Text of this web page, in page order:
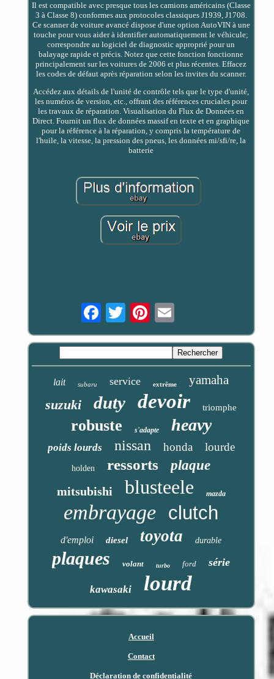
Il est compatible avec presque tous les camions américains (Classe
3 à Classe 8) conformes aux protocoles classiques J1939, J1708.
Ce scanner de voiture avancé dispose d'une option AutoVIN à une
touche pour vous aider à identifier automatiquement le véhicule;
correspondre au logiciel de diagnostic approprié pour un
balayage rapide et précis. Notez que cette fonction fonctionne
principalement sur les voitures de 2006 et plus récentes. Effacez
les codes de défaut après réparation selon les invites du scanner.
Accédez aux détails de l'unité de contrôle tels que le type d'unité,
les numéros de version, etc., offrant des références cruciales pour
les travaux de réparation. Visualisation du Flux de Données en
Direct. Fournit un flux de données massif en texte et en graphique
pour la référence à la réparation, y compris la température de
l'huile, la vitesse, la pression des pneus, les données mi/sfi/re, la
batterie
Email
lait subaru service extrême yamaha
suzuki duty devoir triomphe
robuste s'adapte heavy
poids lourds nissan honda lourde
holden ressorts plaque
mitsubishi blusteele mazda
embrayage clutch
d'emploi diesel toyota durable
plaques volant turbo ford série
kawasaki lourd
Accueil
Contact
Déclaration de confidentialité